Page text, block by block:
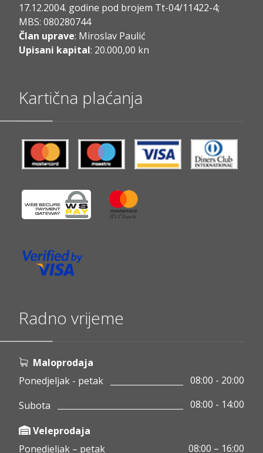
17.12.2004. godine pod brojem Tt-04/11422-4;
MBS: 080280744
Član uprave: Miroslav Paulić
Upisani kapital: 20.000,00 kn
Kartična plaćanja
Radno vrijeme
Maloprodaja
Ponedjeljak - petak
08:00 - 20:00
Subota
08:00 - 14:00
Veleprodaja
Ponedjeljak – petak
08:00 – 16:00